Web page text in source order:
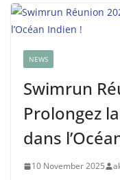
NEWS
Swimrun
Prolongez
dans
10 November 2025